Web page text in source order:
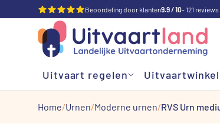
Beoordeling door klanten9.9 / 10- 121 reviews
Uitvaart regelen Uitvaartwinkel
Home Urnen Moderne urnen RVS Urn